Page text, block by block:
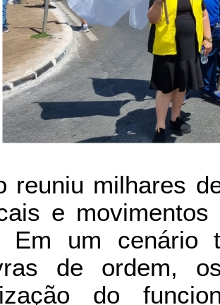
reuniu milhares
e
Em um cenário
de ordem,
do